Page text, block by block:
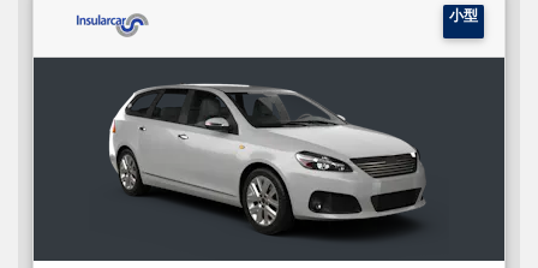
小型